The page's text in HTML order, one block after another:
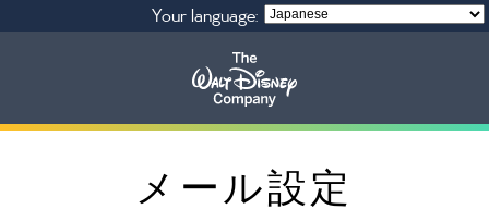
Your language:
メール設定